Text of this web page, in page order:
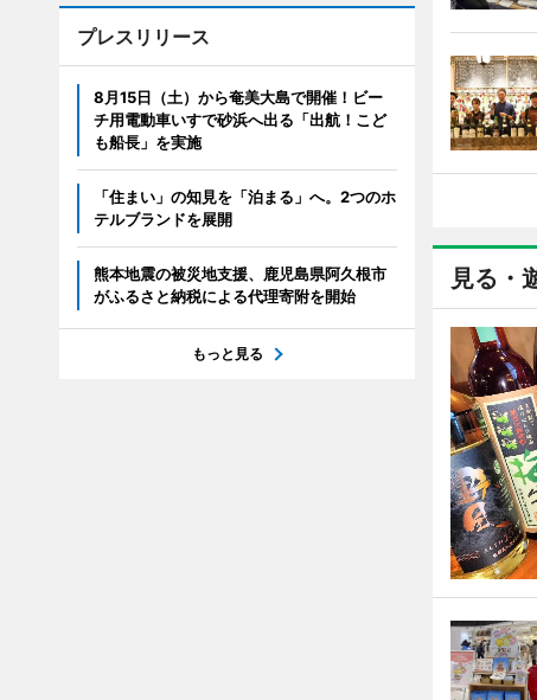
見る・
プレスリリース
8月15日（土）から奄美大島で開催！ビー
チ用電動車いすで砂浜へ出る「出航！こど
も船長」を実施
「住まい」の知見を「泊まる」へ。2つのホ
テルブランドを展開
熊本地震の被災地支援、鹿児島県阿久根市
がふるさと納税による代理寄附を開始
もっと見る